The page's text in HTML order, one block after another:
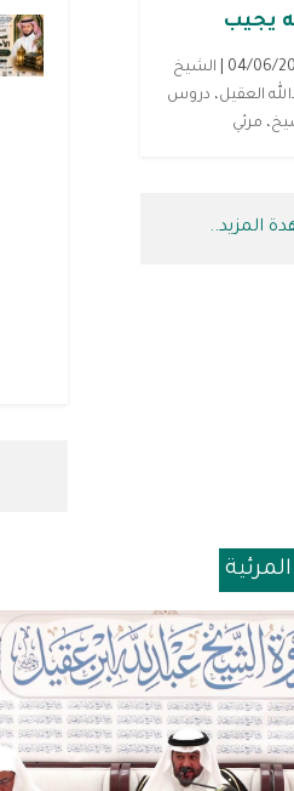
يجيب
04/06/
الشيخ
العقيل، دروس
، مرئي
المزيد..